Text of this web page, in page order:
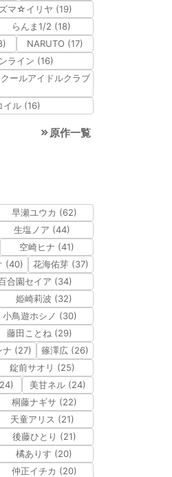
マ☆イリヤ (19)
らんま1/2 (18)
NARUTO (17)
ライン (16)
ールアイドルクラブ
イル (16)
原作一覧
早瀬ユウカ (62)
生塩ノア (44)
空崎ヒナ (41)
(40)
花海佑芽 (37)
合園セイア (34)
姫崎莉波 (32)
小鳥遊ホシノ (30)
藤田ことね (29)
ナ (27)
篠澤広 (26)
錠前サオリ (25)
美甘ネル (24)
桐藤ナギサ (22)
天童アリス (21)
後藤ひとり (21)
橘ありす (20)
仲正イチカ (20)